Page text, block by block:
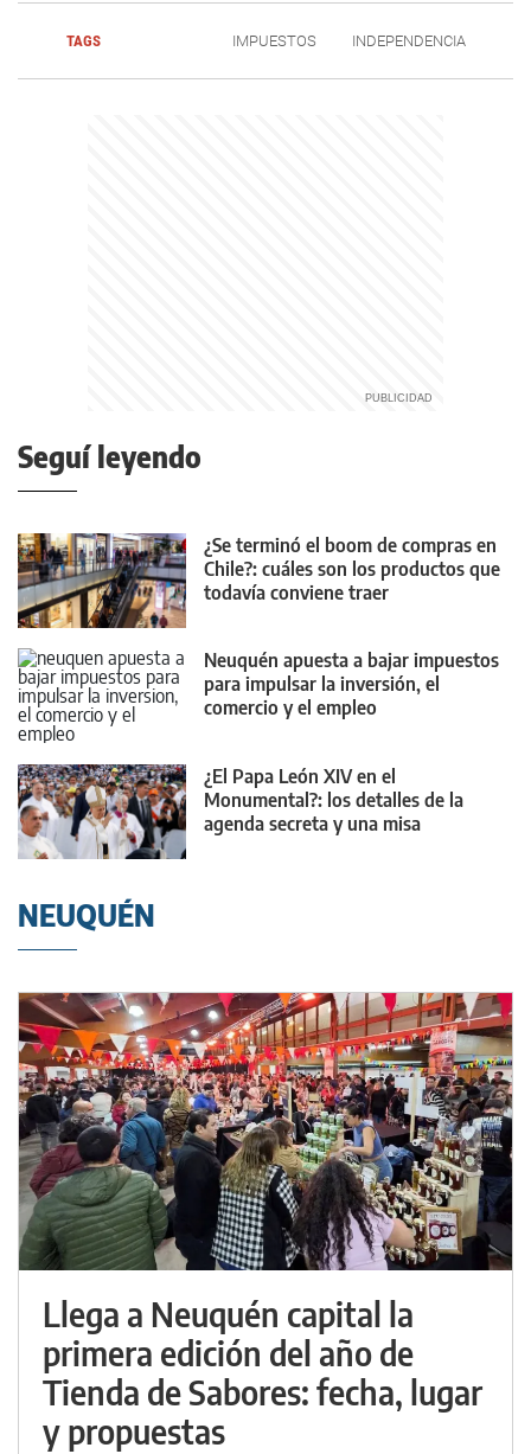
TAGS IMPUESTOS INDEPENDENCIA
Seguí leyendo
¿Se terminó el boom de compras en
Chile?: cuáles son los productos que
todavía conviene traer
Neuquén apuesta a bajar impuestos
para impulsar la inversión, el
comercio y el empleo
¿El Papa León XIV en el
Monumental?: los detalles de la
agenda secreta y una misa
NEUQUÉN
Llega a Neuquén capital la
primera edición del año de
Tienda de Sabores: fecha, lugar
y propuestas